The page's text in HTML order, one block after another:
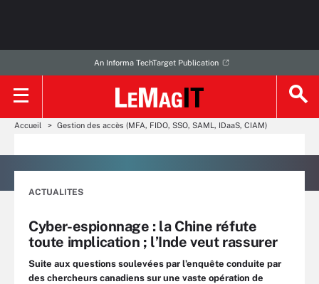
An Informa TechTarget Publication
Accueil Gestion des accès (MFA, FIDO, SSO, SAML, IDaaS, CIAM)
ACTUALITES
Cyber-espionnage : la Chine réfute
toute implication ; l’Inde veut rassurer
Suite aux questions soulevées par l’enquête conduite par
des chercheurs canadiens sur une vaste opération de